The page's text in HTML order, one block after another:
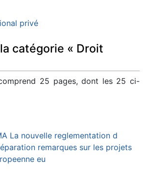
privé
catégorie « Droit
25 pages, dont les 25 ci-
La nouvelle reglementation d
remarques sur les projets
eu